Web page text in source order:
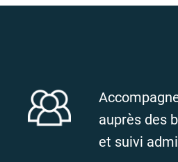
auprès des
et suivi